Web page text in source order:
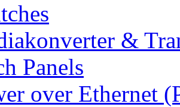
&
Panels
over Ethernet